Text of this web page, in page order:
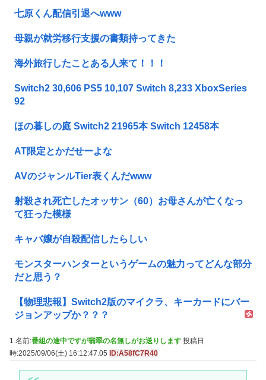
七原くん配信引退へwww
母親が就労移行支援の書類持ってきた
海外旅行したことある人来て！！！
Switch2 30,606 PS5 10,107 Switch 8,233 XboxSeries
92
ほの暮しの庭 Switch2 21965本 Switch 12458本
AT限定とかだせーよな
AVのジャンルTier表くんだwww
射殺され死亡したオッサン（60）お母さんが亡くなっ
て狂った模様
キャバ嬢が自殺配信したらしい
モンスターハンターというゲームの魅力ってどんな部分
だと思う？
【物理悲報】Switch2版のマイクラ、キーカードにバー
ジョンアップか？？？
1 名前:番組の途中ですが翡翠の名無しがお送りします 投稿日
時:2025/09/06(土) 16:12:47.05
ID:A58fC7R40